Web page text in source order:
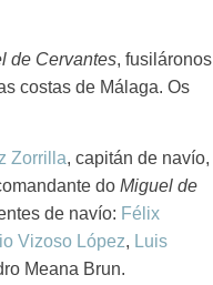
de Cervantes, fusiláronos
costas de Málaga. Os
Zorrilla, capitán de navío,
do Miguel de
de navío: Félix
Vizoso López, Luis
Meana Brun.